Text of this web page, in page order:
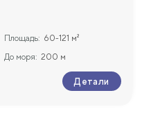
Площадь: 60-121 м²
До моря: 200 м
Детали